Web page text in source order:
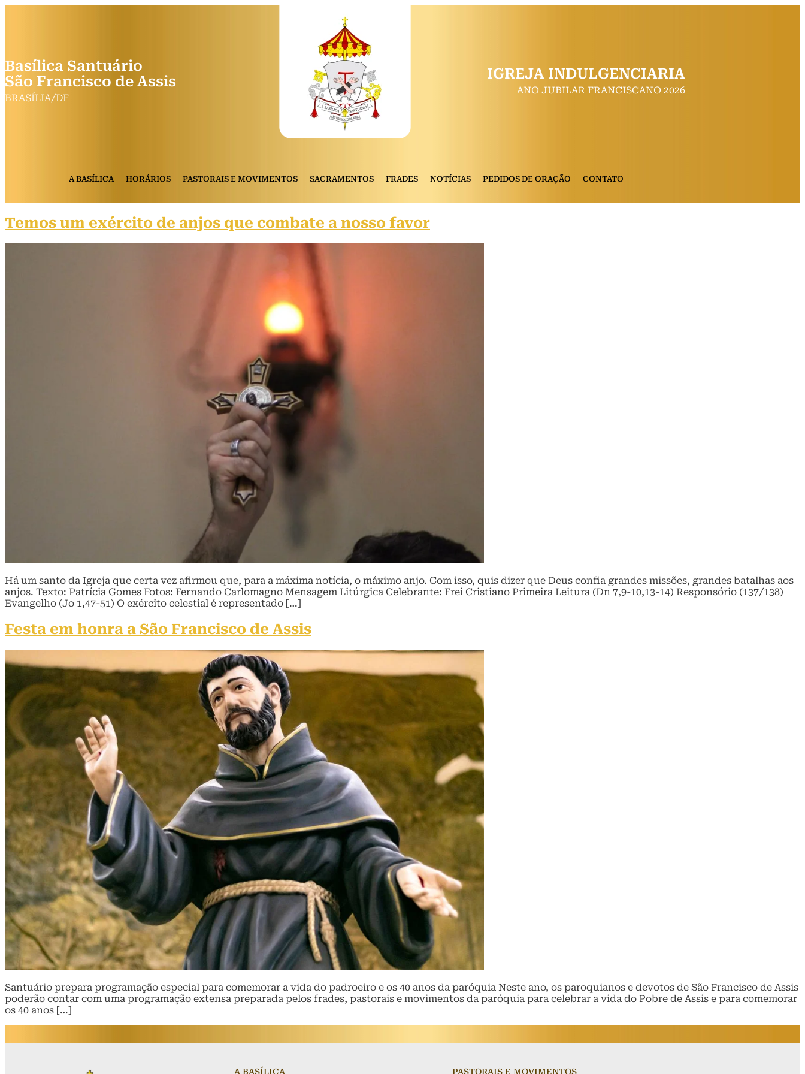
Basílica Santuário
São Francisco de Assis
BRASÍLIA/DF
IGREJA INDULGENCIARIA
ANO JUBILAR FRANCISCANO 2026
A BASÍLICA HORÁRIOS PASTORAIS E MOVIMENTOS SACRAMENTOS FRADES NOTÍCIAS PEDIDOS DE ORAÇÃO CONTATO
Temos um exército de anjos que combate a nosso favor
Há um santo da Igreja que certa vez afirmou que, para a máxima notícia, o máximo anjo. Com isso, quis dizer que Deus confia grandes missões, grandes batalhas aos
anjos. Texto: Patrícia Gomes Fotos: Fernando Carlomagno Mensagem Litúrgica Celebrante: Frei Cristiano Primeira Leitura (Dn 7,9-10,13-14) Responsório (137/138)
Evangelho (Jo 1,47-51) O exército celestial é representado […]
Festa em honra a São Francisco de Assis
Santuário prepara programação especial para comemorar a vida do padroeiro e os 40 anos da paróquia Neste ano, os paroquianos e devotos de São Francisco de Assis
poderão contar com uma programação extensa preparada pelos frades, pastorais e movimentos da paróquia para celebrar a vida do Pobre de Assis e para comemorar
os 40 anos […]
A BASÍLICA PASTORAIS E MOVIMENTOS